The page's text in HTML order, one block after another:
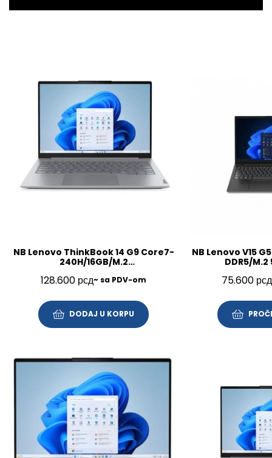
NB Lenovo ThinkBook 14 G9 Core7-
240H/16GB/M.2
128.600 рсд~ sa PDV-om
DODAJ U KORPU
NB Lenovo V15
DDR5/M.2
75.600 рсд